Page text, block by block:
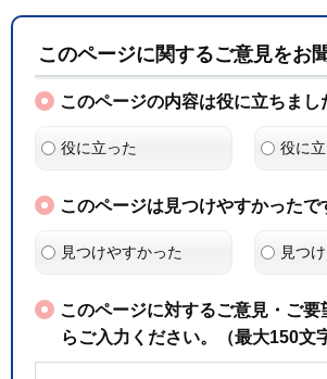
このページに関するご意見をお
このページの内容は役に立ちまし
役に立った 役に
このページは見つけやすかったで
見つけやすかった 見つ
このページに対するご意見・ご要
らご入力ください。（最大150文